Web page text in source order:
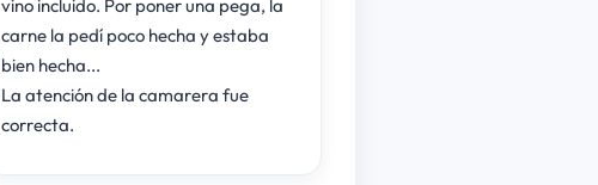
vino incluido. Por poner una pega, la
carne la pedí poco hecha y estaba
bien hecha...
La atención de la camarera fue
correcta.